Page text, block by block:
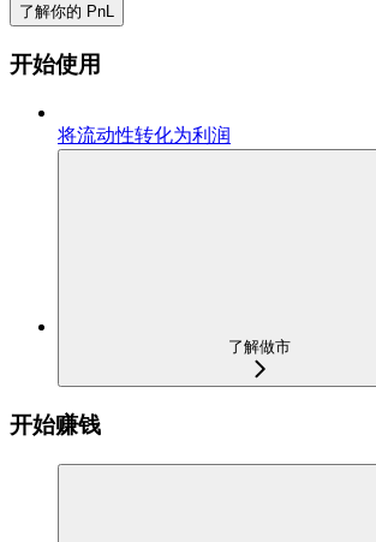
了解你的 PnL
开始使用
将流动性转化为利润
了解做市
开始赚钱